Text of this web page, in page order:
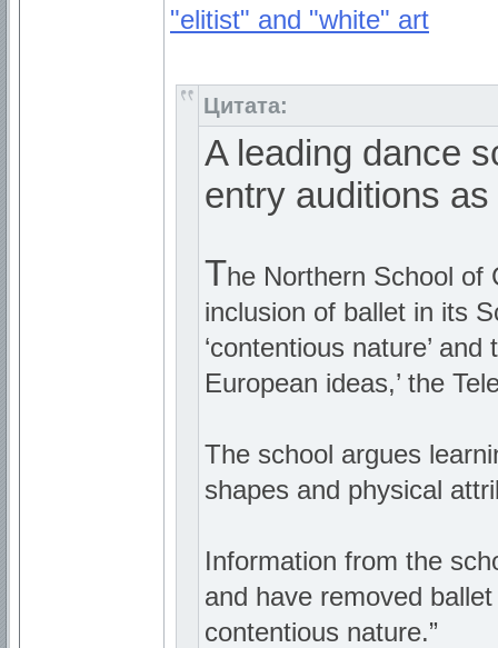
"elitist" and "white" art
Цитата:
A leading dance
entry auditions as
The Northern School of
inclusion of ballet in its
‘contentious nature’
European ideas,’ the
The school argues
shapes and physical
Information from the
and have removed
contentious nature.”